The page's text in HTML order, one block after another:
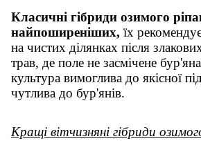
Класичні гібриди озимого
найпоширеніших, їх
на чистих ділянках після
трав, де поле не засмічене
культура вимоглива до якісної
чутлива до бур'янів.
Кращі вітчизняні гібриди